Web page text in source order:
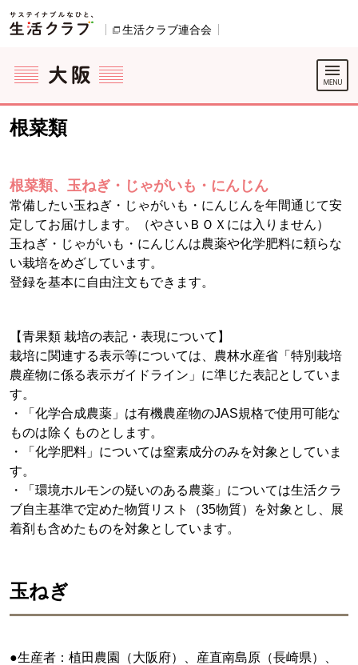
ページの先頭です。
生活クラブ連合会
ここからサイト内共通メニューです。
サイト内共通メニューをスキップする
サイト内共通メニューここまで。
根菜類
根菜類、玉ねぎ・じゃがいも・にんじん
常備したい玉ねぎ・じゃがいも・にんじんを年間通じて安
定してお届けします。（やさいＢＯＸには入りません）
玉ねぎ・じゃがいも・にんじんは農薬や化学肥料に頼らな
い栽培をめざしています。
登録を基本に自由注文もできます。
【青果類 栽培の表記・表現について】
栽培に関連する表示等については、農林水産省「特別栽培
農産物に係る表示ガイドライン」に準じた表記としていま
す。
・「化学合成農薬」は有機農産物のJAS規格で使用可能な
ものは除くものとします。
・「化学肥料」については窒素成分のみを対象としていま
す。
・「環境ホルモンの疑いのある農薬」については生活クラ
ブ自主基準で定めた物質リスト（35物質）を対象とし、展
着剤も含めたものを対象としています。
玉ねぎ
●生産者：植田農園（大阪府）、産直南島原（長崎県）、